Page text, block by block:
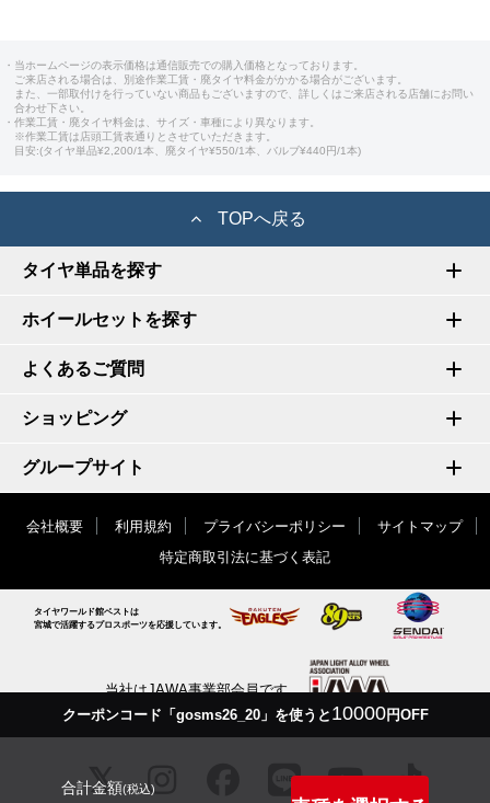
クーポンコード「gosms26_20」を使うと 10000円OFF
合計金額(税込)
・当ホームページの表示価格は通信販売での購入価格となっております。
ご来店される場合は、別途作業工賃・廃タイヤ料金がかかる場合がございます。
また、一部取付けを行っていない商品もございますので、詳しくはご来店される店舗にお問い
合わせ下さい。
・作業工賃・廃タイヤ料金は、サイズ・車種により異なります。
※作業工賃は店頭工賃表通りとさせていただきます。
目安:(タイヤ単品¥2,200/1本、廃タイヤ¥550/1本、バルブ¥440円/1本)
TOPへ戻る
タイヤ単品を探す
ホイールセットを探す
よくあるご質問
ショッピング
グループサイト
会社概要 利用規約 プライバシーポリシー
サイトマップ
特定商取引法に基づく表記
タイヤワールド館ベストは
宮城で活躍するプロスポーツを応援しています。
当社はJAWA事業部会員です